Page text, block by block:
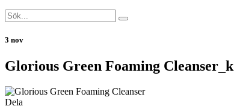
3 nov
Glorious Green Foaming Cleanser_k
Dela